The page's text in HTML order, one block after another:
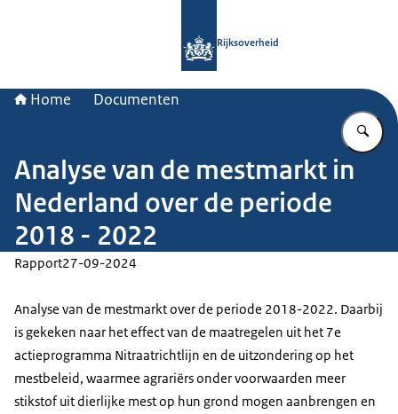
Rijksoverheid
Home Documenten
Analyse van de mestmarkt in
Nederland over de periode
2018 - 2022
Rapport27-09-2024
Analyse van de mestmarkt over de periode 2018-2022. Daarbij
is gekeken naar het effect van de maatregelen uit het 7e
actieprogramma Nitraatrichtlijn en de uitzondering op het
mestbeleid, waarmee agrariërs onder voorwaarden meer
stikstof uit dierlijke mest op hun grond mogen aanbrengen en